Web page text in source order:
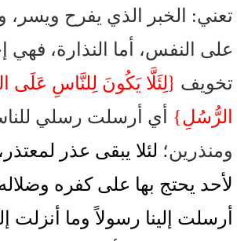
تعني: الخبر الذي يفرح ويسر،
على النفس، أما النذارة، فهي
تخويف {لِئَلَّا يَكُونَ لِلنَّاسِ عَلَى
الرُّسُلِ}
أي أرسلت رسلي
ومنذرين؛ لئلا يبقى عذر
لأحد يحتج بها على كفره
أرسلت إلينا رسولاً وما أنزلت